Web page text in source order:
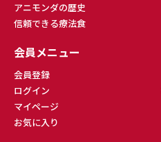
アニモンダの歴史
信頼できる療法食
会員メニュー
会員登録
ログイン
マイページ
お気に入り